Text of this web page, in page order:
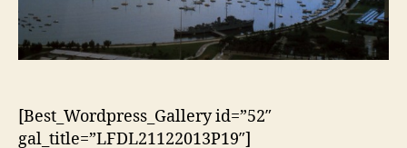
[Best_Wordpress_Gallery id=”52″
gal_title=”LFDL21122013P19″]